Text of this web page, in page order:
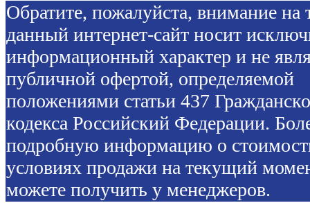
Обратите, пожалуйста, внимание на
данный интернет-сайт носит
информационный характер и не
публичной офертой, определяемой
положениями статьи 437
кодекса Российский Федерации.
подробную информацию о
условиях продажи на текущий
можете получить у менеджеров.